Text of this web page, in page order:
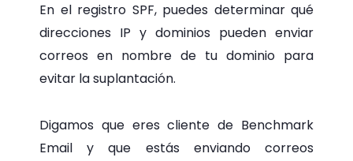
En el registro SPF, puedes determinar qué
direcciones IP y dominios pueden enviar
correos en nombre de tu dominio para
evitar la suplantación.
Digamos que eres cliente de Benchmark
Email y que estás enviando correos